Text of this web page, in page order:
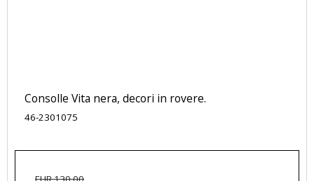
Consolle Vita nera, decori in rovere.
46-2301075